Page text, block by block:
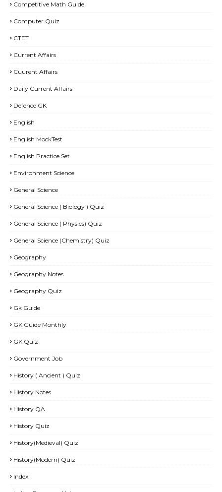
Competitive Math Guide
Computer Quiz
CTET
Current Affairs
Cuurent Affairs
Daily Current Affairs
Defence GK
English
English MockTest
English Practice Set
Environment Science
General Science
General Science ( Biology ) Quiz
General Science ( Physics) Quiz
General Science (Chemistry) Quiz
Geography
Geography Notes
Geography Quiz
Gk Guide
GK Guide Monthly
GK Quiz
Government Job
History ( Ancient ) Quiz
History Notes
History QA
History Quiz
History(Medieval) Quiz
History(Modern) Quiz
Index